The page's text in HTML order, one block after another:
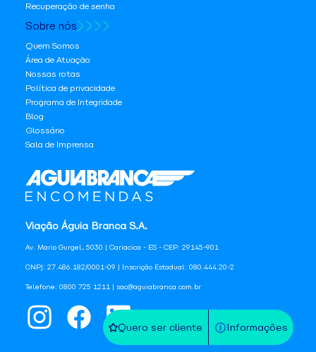
Quero ser cliente Informações
Viação Águia Branca S.A.
Av. Mario Gurgel, 5030 | Cariacica - ES - CEP: 29145-901
CNPJ: 27.486.182/0001-09 | Inscrição Estadual: 080.444.20-2
Telefone: 0800 725 1211 | sac@aguiabranca.com.br
Recuperação de senha
Sobre nós
Quem Somos
Área de Atuação
Nossas rotas
Política de privacidade
Programa de Integridade
Blog
Glossário
Sala de Imprensa